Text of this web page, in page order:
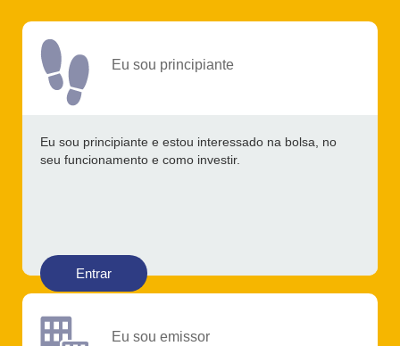
Eu sou principiante
Eu sou principiante e estou interessado na bolsa, no
seu funcionamento e como investir.
Entrar
Eu sou emissor